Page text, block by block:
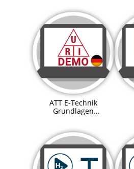
ATT E-Technik
Grundlagen